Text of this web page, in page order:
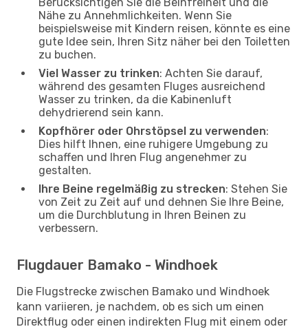
Nähe zu Annehmlichkeiten. Wenn Sie
beispielsweise mit Kindern reisen, könnte es eine
gute Idee sein, Ihren Sitz näher bei den Toiletten
zu buchen.
Viel Wasser zu trinken: Achten Sie darauf,
während des gesamten Fluges ausreichend
Wasser zu trinken, da die Kabinenluft
dehydrierend sein kann.
Kopfhörer oder Ohrstöpsel zu verwenden:
Dies hilft Ihnen, eine ruhigere Umgebung zu
schaffen und Ihren Flug angenehmer zu
gestalten.
Ihre Beine regelmäßig zu strecken: Stehen Sie
von Zeit zu Zeit auf und dehnen Sie Ihre Beine,
um die Durchblutung in Ihren Beinen zu
verbessern.
Flugdauer Bamako - Windhoek
Die Flugstrecke zwischen Bamako und Windhoek
kann variieren, je nachdem, ob es sich um einen
Direktflug oder einen indirekten Flug mit einem oder